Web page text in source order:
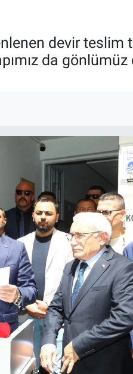
devir
da